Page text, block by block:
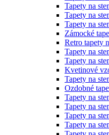
Tapety na
Tapety na
Tapety na
Zámocké
Retro tapety
Tapety na
Tapety na
Kvetinové
Tapety na
Ozdobné
Tapety na
Tapety na
Tapety na
Tapety na